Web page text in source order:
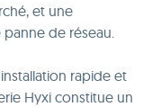
et une
de réseau.
rapide et
Hyxi constitue un